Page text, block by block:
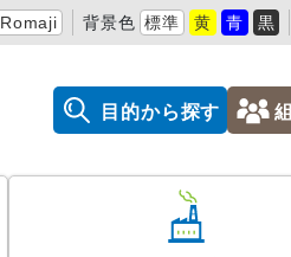
Romaji 背景色 標準 黄 青 黒
目的から探す